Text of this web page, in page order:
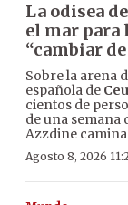
La odisea
el mar para
“cambiar
Sobre la arena
española de
cientos de
de una semana
Azzdine
Agosto 8, 2026